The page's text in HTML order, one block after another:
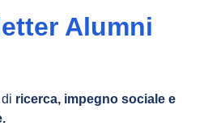
Alumni
ricerca, impegno sociale e